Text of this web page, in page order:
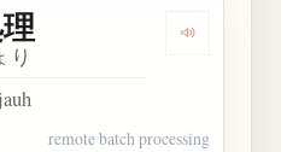
Dengarkan
り
remote batch processing